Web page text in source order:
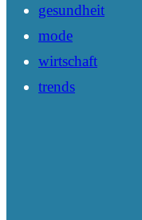
gesundheit
mode
wirtschaft
trends